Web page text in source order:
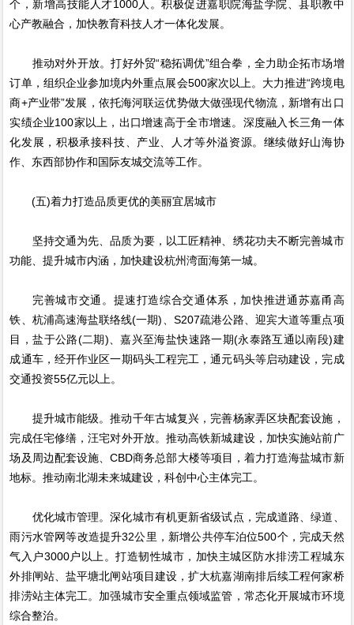
个，新增高技能人才1000人。积极促进嘉职院海盐学院、县职教中
心产教融合，加快教育科技人才一体化发展。
推动对外开放。打好外贸“稳拓调优”组合拳，全力助企拓市场增
订单，组织企业参加境内外重点展会500家次以上。大力推进“跨境电
商+产业带”发展，依托海河联运优势做大做强现代物流，新增有出口
实绩企业100家以上，出口增速高于全市增速。深度融入长三角一体
化发展，积极承接科技、产业、人才等外溢资源。继续做好山海协
作、东西部协作和国际友城交流等工作。
(五)着力打造品质更优的美丽宜居城市
坚持交通为先、品质为要，以工匠精神、绣花功夫不断完善城市
功能、提升城市内涵，加快建设杭州湾面海第一城。
完善城市交通。提速打造综合交通体系，加快推进通苏嘉甬高
铁、杭浦高速海盐联络线(一期)、S207疏港公路、迎宾大道等重点项
目，盐于公路(二期)、嘉兴至海盐快速路一期(永泰路互通以南段)建
成通车，经开作业区一期码头工程完工，通元码头等启动建设，完成
交通投资55亿元以上。
提升城市能级。推动千年古城复兴，完善杨家弄区块配套设施，
完成任宅修缮，汪宅对外开放。推动高铁新城建设，加快实施站前广
场及周边配套设施、CBD商务总部大楼等项目，着力打造海盐城市新
地标。推动南北湖未来城建设，科创中心主体完工。
优化城市管理。深化城市有机更新省级试点，完成道路、绿道、
雨污水管网等改造提升32公里，新增公共停车泊位500个，完成天然
气入户3000户以上。打造韧性城市，加快主城区防水排涝工程城东
外排闸站、盐平塘北闸站项目建设，扩大杭嘉湖南排后续工程何家桥
排涝站主体完工。加强城市安全重点领域监管，常态化开展城市环境
综合整治。